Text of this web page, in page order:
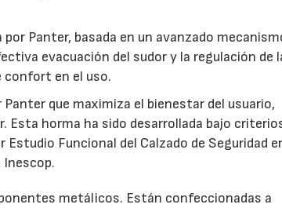
Panter, basada en un avanzado
evacuación del sudor y la regulación de
confort en el uso.
que maximiza el bienestar del usuario,
Esta horma ha sido desarrollada bajo
Funcional del Calzado de Seguridad
metálicos. Están confeccionadas a
07/2026 21/07/2026